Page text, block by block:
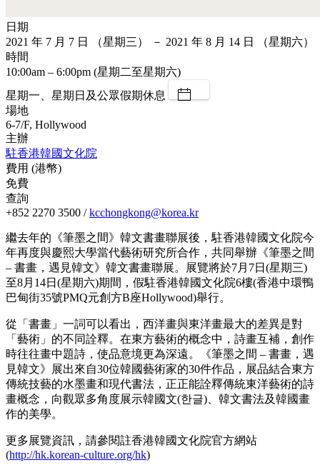
日期
2021 年 7 月 7 日 （星期三） － 2021 年 8 月 14 日 （星期六）
時間
10:00am – 6:00pm (星期二至星期六)
星期一、星期日及公眾假期休息
場地
6-7/F, Hollywood
主辦
駐香港韓國文化院
費用 (港幣)
免費
查詢
+852 2270 3500 /kcchongkong@korea.kr
繼去年的《筆墨之間》韓文書畫聯展後，駐香港韓國文化院今
年再度與慶熙大學當代藝術研究所合作，共同舉辦《筆墨之間
– 書畫，遇見韓文》韓文書畫聯展。展覽將於7月7日(星期三)
至8月14日(星期六)期間，假駐香港韓國文化院6樓(香港中環鴨
巴甸街35號PMQ元創方B座Hollywood)舉行。
從「書畫」一詞可以看出，西洋畫與東洋畫最大的差異是對
「藝術」的不同詮釋。在東方藝術的概念中，詩畫互補，創作
時往往畫中題詩，使品意境更為深遠。《筆墨之間 – 書畫，遇
見韓文》展出來自30位韓國藝術家的30件作品，展品結合東方
傳統技藝的水墨畫和現代書法，正正能詮釋傳統東洋藝術的詩
畫概念，向觀眾多角度展示韓國文(한글)、韓文書法及韓國畫
作的美學。
更多展覽資訊，請參閱註香港韓國文化院官方網站
(http://hk.korean-culture.org/hk)